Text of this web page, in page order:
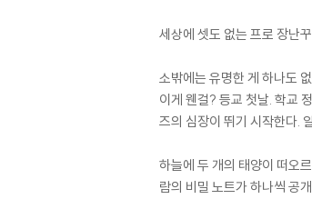
세상에 셋도 없는 프로 장난
소밖에는 유명한 게 하나도
이게 웬걸? 등교 첫날. 학교
즈의 심장이 뛰기 시작한다.
하늘에 두 개의 태양이 떠오
람의 비밀 노트가 하나씩 공